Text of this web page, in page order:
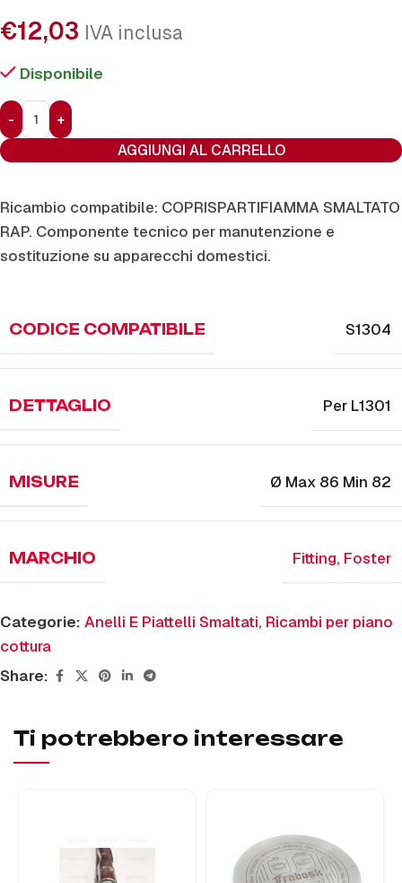
€12,03 IVA inclusa
Disponibile
AGGIUNGI AL CARRELLO
Ricambio compatibile: COPRISPARTIFIAMMA SMALTATO
RAP. Componente tecnico per manutenzione e
sostituzione su apparecchi domestici.
CODICE COMPATIBILE S1304
DETTAGLIO Per L1301
MISURE Ø Max 86 Min 82
MARCHIO Fitting, Foster
Categorie: Anelli E Piattelli Smaltati, Ricambi per piano
cottura
Share:
Ti potrebbero interessare